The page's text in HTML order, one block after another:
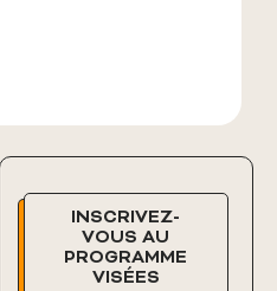
INSCRIVEZ-
VOUS AU
PROGRAMME
VISÉES